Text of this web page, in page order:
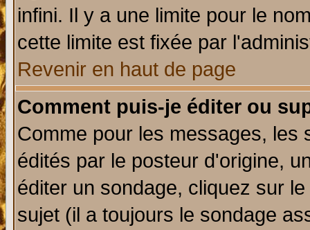
infini. Il y a une limite pour le
cette limite est fixée par
Revenir en haut de page
Comment puis-je éditer ou
Comme pour les messages, les
édités par le posteur d'origine,
éditer un sondage, cliquez sur
sujet (il a toujours le sondage